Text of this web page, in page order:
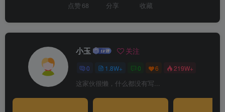
点赞 68 分享 收藏
小玉 关注
0 1.8W+ 0 6 219W+
这家伙很懒，什么都没有写...